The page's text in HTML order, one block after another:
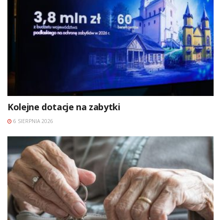
Kolejne dotacje na zabytki
6 SIERPNIA 2026